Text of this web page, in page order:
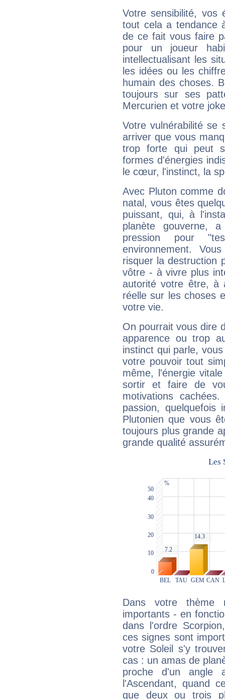
Votre sensibilité,
tout cela a tendance
de ce fait vous faire
pour un joueur
intellectualisant les
les idées ou les
humain des choses.
toujours sur ses
Mercurien et votre
Votre vulnérabilité se
arriver que vous
trop forte qui peut
formes d'énergies
le cœur, l'instinct, la
Avec Pluton comme
natal, vous êtes
puissant, qui, à
planète gouverne,
pression pour
environnement.
risquer la destruction
vôtre - à vivre plus
autorité votre être, à
réelle sur les choses
votre vie.
On pourrait vous dire
apparence ou trop
instinct qui parle,
votre pouvoir tout
même, l'énergie
sortir et faire de
motivations
passion, quelquefois
Plutonien que vous
toujours plus grande
grande qualité
Dans votre thème
importants - en
dans l'ordre
ces signes sont
votre Soleil s'y
cas : un amas de
proche d'un
l'Ascendant, quand
que deux ou trois